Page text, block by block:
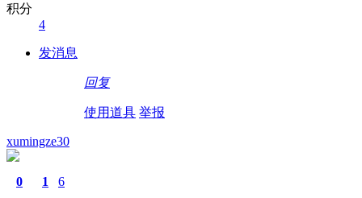
积分
4
发消息
回复
使用道具 举报
xumingze30
0 1 6